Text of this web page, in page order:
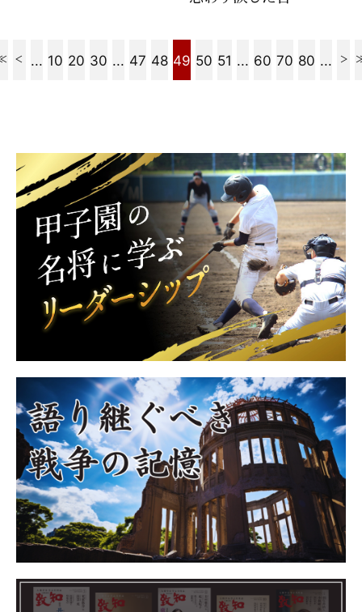
... 10 20 30 ... 47 48 49 50 51 ... 60 70 80 ...